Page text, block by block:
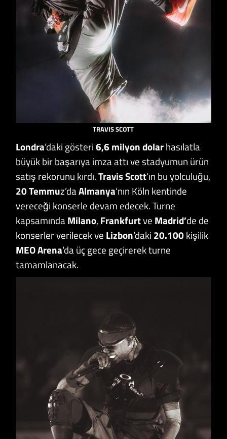
TRAVIS SCOTT
Londra’daki gösteri6,6 milyon dolarhasılatla
büyük bir başarıya imza attı ve stadyumun ürün
satış rekorunu kırdı.Travis Scott‘ın bu yolculuğu,
20 Temmuz’daAlmanya‘nın Köln kentinde
vereceği konserle devam edecek. Turne
kapsamındaMilano, Frankfurtve Madrid’de de
konserler verilecek ve Lizbon‘daki 20.100kişilik
MEO Arena‘da üç gece geçirerek turne
tamamlanacak.